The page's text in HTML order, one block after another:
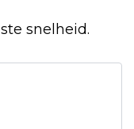
snelheid.